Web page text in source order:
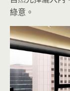
綠意。